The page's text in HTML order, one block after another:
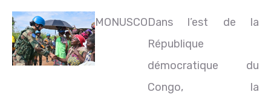
MONUSCODans l’est de la
République
démocratique du
Congo, la